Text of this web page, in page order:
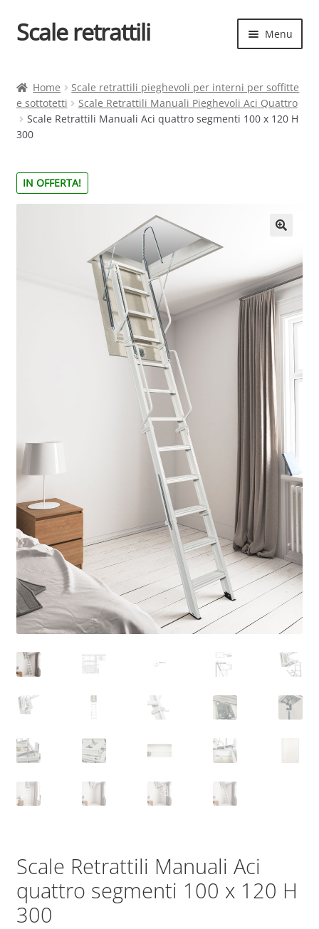
Vai
alla
Vai
al
Scale retrattili Menu
il
menu
child
Contatti
Cart
Elenco scale
child
il
child
Home
Scale retrattili pieghevoli per interni per soffitte
e sottotetti
Scale Retrattili Manuali Pieghevoli Aci Quattro
Scale Retrattili Manuali Aci quattro segmenti 100 x 120 H
300
IN OFFERTA!
Scale Retrattili Manuali Aci
quattro segmenti 100 x 120 H
300